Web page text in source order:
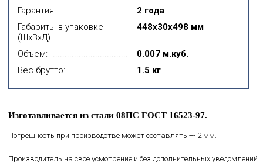
Гарантия:
2 года
Габариты в упаковке
(ШхВхД):
448x30x498 мм
Объем:
0.007 м.куб.
Вес брутто:
1.5 кг
Изготавливается из стали 08ПС ГОСТ 16523-97.
Погрешность при производстве может составлять +- 2 мм.
Производитель на свое усмотрение и без дополнительных уведомлений